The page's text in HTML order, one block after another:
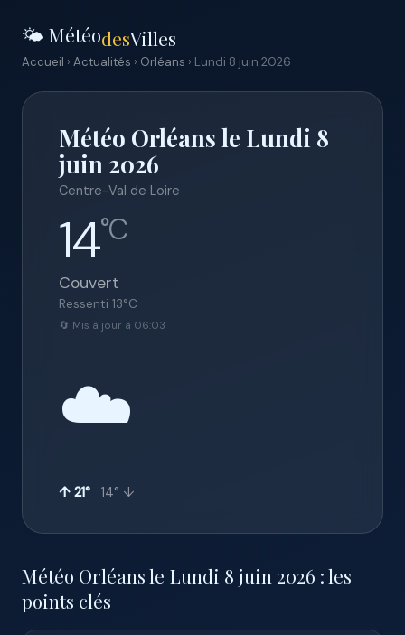
🌤️ MétéodesVilles
Accueil › Actualités › Orléans › Lundi 8 juin 2026
Météo Orléans le Lundi 8
juin 2026
Centre-Val de Loire
14°C
Couvert
Ressenti 13°C
🔄 Mis à jour à 06:03
☁️
↑ 21° 14° ↓
Météo Orléans le Lundi 8 juin 2026 : les
points clés